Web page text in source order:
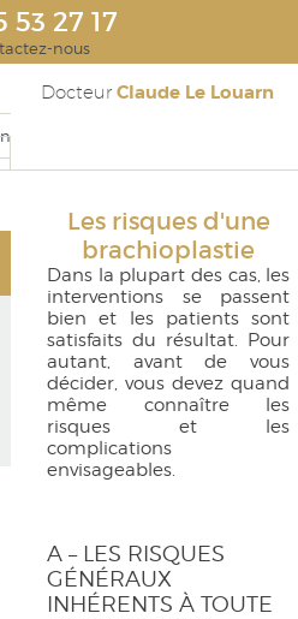
53 27 17
nous
Docteur Claude Le Louarn
Les risques d'une
brachioplastie
Dans la plupart des cas, les
interventions se passent
bien et les patients sont
satisfaits du résultat. Pour
autant, avant de vous
décider, vous devez quand
même connaître les
risques et les
complications
envisageables.
A – LES RISQUES
GÉNÉRAUX
INHÉRENTS À TOUTE